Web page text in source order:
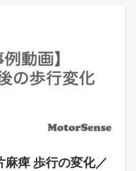
麻痺 歩行の変化／